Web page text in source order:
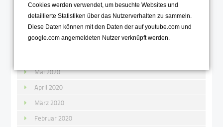
September 2020
August 2020
Juli 2020
Mai 2020
April 2020
März 2020
Februar 2020
Cookies werden verwendet, um besuchte Websites und
detaillierte Statistiken über das Nutzerverhalten zu sammeln.
Diese Daten können mit den Daten der auf youtube.com und
google.com angemeldeten Nutzer verknüpft werden.